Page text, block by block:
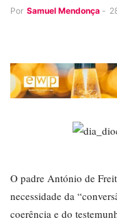
Por Samuel Mendonça -
O padre António de
necessidade da
coerência e do